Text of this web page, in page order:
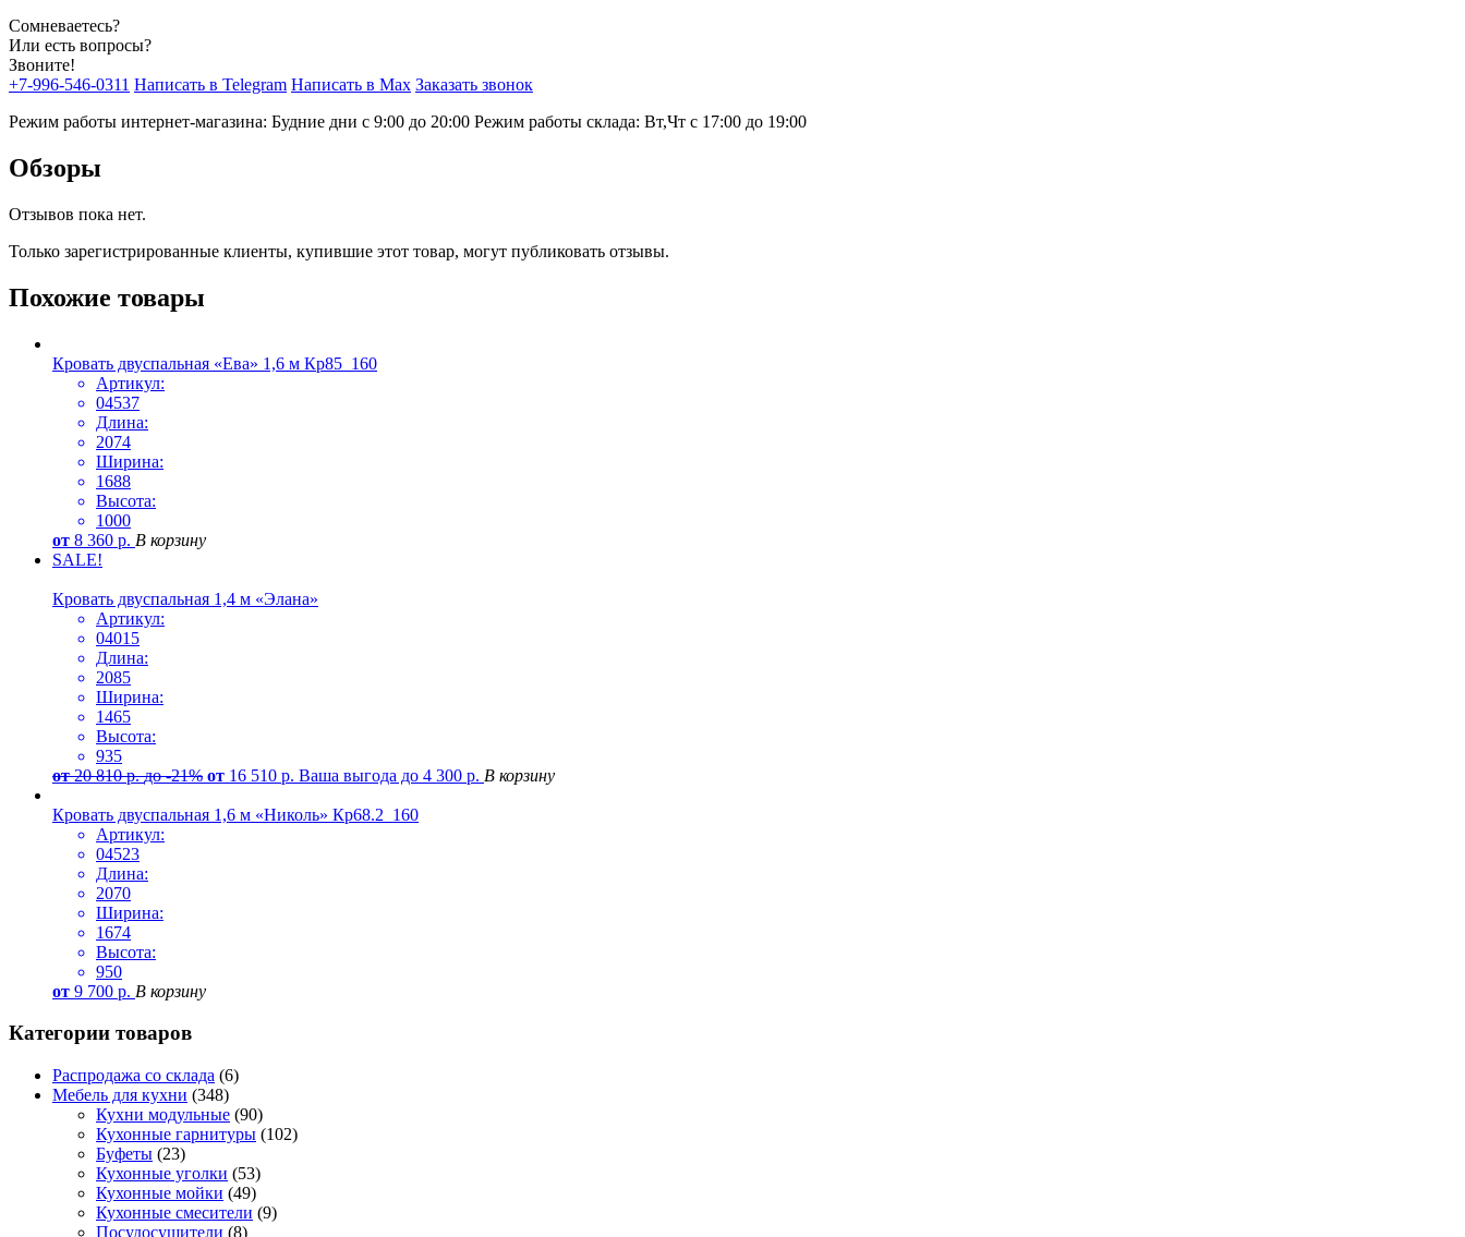
Сомневаетесь?
Или есть вопросы?
Звоните!
+7-996-546-0311 Написать в Telegram Написать в Max Заказать звонок
Режим работы интернет-магазина: Будние дни с 9:00 до 20:00 Режим работы склада: Вт,Чт с 17:00 до 19:00
Обзоры
Отзывов пока нет.
Только зарегистрированные клиенты, купившие этот товар, могут публиковать отзывы.
Похожие товары
Кровать двуспальная «Ева» 1,6 м Кр85_160
Артикул:
04537
Длина:
2074
Ширина:
1688
Высота:
1000
от 8 360 р. В корзину
SALE!
Кровать двуспальная 1,4 м «Элана»
Артикул:
04015
Длина:
2085
Ширина:
1465
Высота:
935
от 20 810р. до -21% от 16 510 р. Ваша выгода до 4 300 р. В корзину
Кровать двуспальная 1,6 м «Николь» Кр68.2_160
Артикул:
04523
Длина:
2070
Ширина:
1674
Высота:
950
от 9 700 р. В корзину
Категории товаров
Распродажа со склада (6)
Мебель для кухни (348)
Кухни модульные (90)
Кухонные гарнитуры (102)
Буфеты (23)
Кухонные уголки (53)
Кухонные мойки (49)
Кухонные смесители (9)
Посудосушители (8)